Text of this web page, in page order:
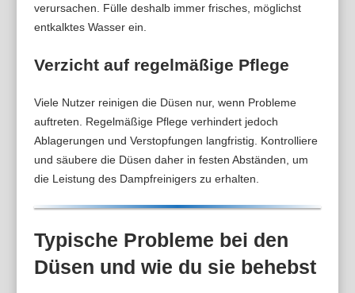
verursachen. Fülle deshalb immer frisches, möglichst
entkalktes Wasser ein.
Verzicht auf regelmäßige Pflege
Viele Nutzer reinigen die Düsen nur, wenn Probleme
auftreten. Regelmäßige Pflege verhindert jedoch
Ablagerungen und Verstopfungen langfristig. Kontrolliere
und säubere die Düsen daher in festen Abständen, um
die Leistung des Dampfreinigers zu erhalten.
Typische Probleme bei den
Düsen und wie du sie behebst